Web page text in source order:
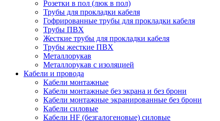
Розетки в пол (люк в пол)
Трубы для прокладки кабеля
Гофрированные трубы для прокладки кабеля
Трубы ПВХ
Жесткие трубы для прокладки кабеля
Трубы жесткие ПВХ
Металлорукав
Металлорукав с изоляцией
Кабели и провода
Кабели монтажные
Кабели монтажные без экрана и без брони
Кабели монтажные экранированные без брони
Кабели силовые
Кабели HF (безгалогеновые) силовые